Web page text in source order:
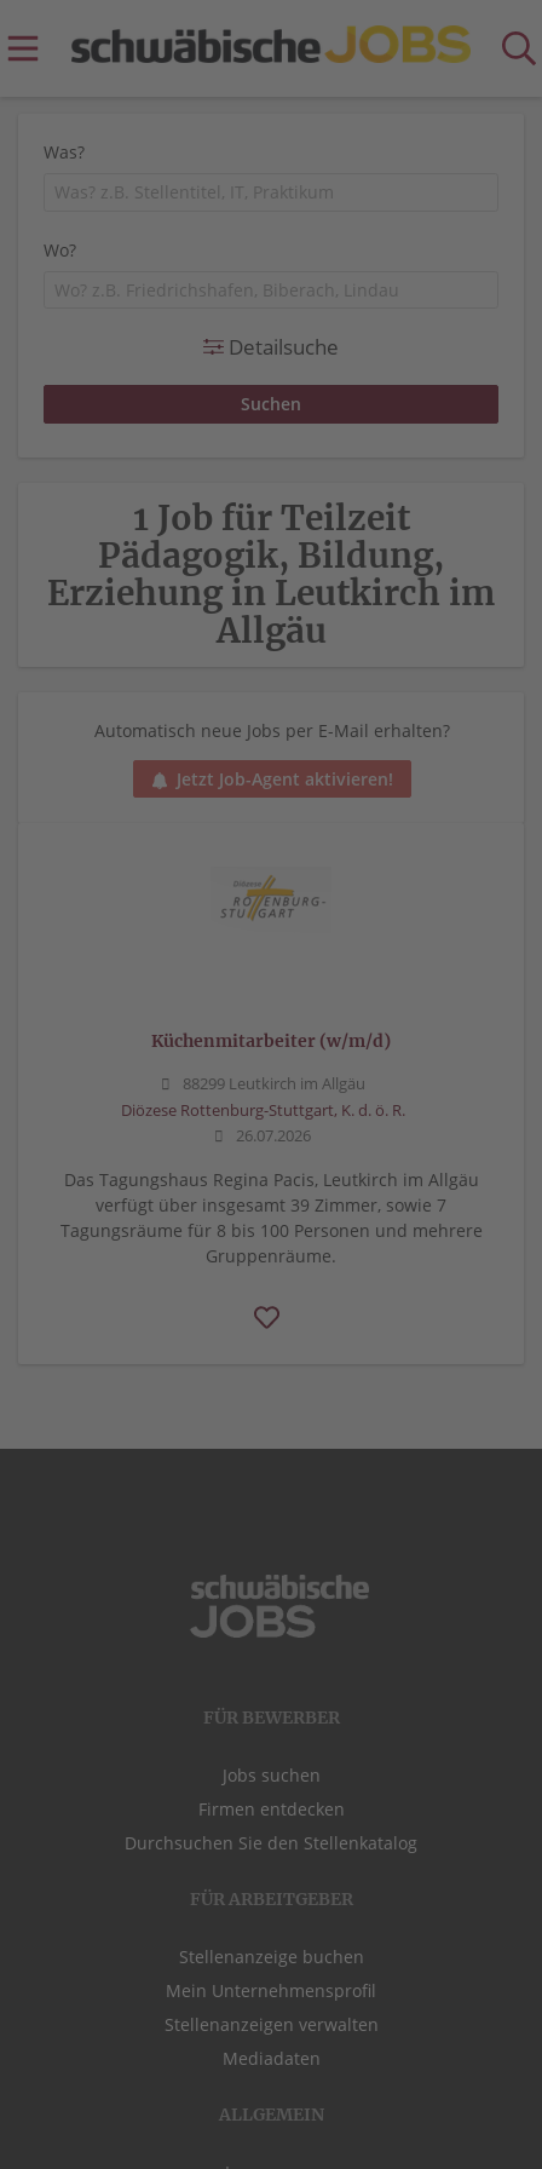
Was?
Wo?
Detailsuche
1 Job für Teilzeit
Pädagogik, Bildung,
Erziehung in Leutkirch im
Allgäu
Automatisch neue Jobs per E-Mail erhalten?
Jetzt Job-Agent aktivieren!
Küchenmitarbeiter (w/m/d)
88299 Leutkirch im Allgäu
Diözese Rottenburg-Stuttgart, K. d. ö. R.
26.07.2026
Das Tagungshaus Regina Pacis, Leutkirch im Allgäu
verfügt über insgesamt 39 Zimmer, sowie 7
Tagungsräume für 8 bis 100 Personen und mehrere
Gruppenräume.
FÜR BEWERBER
Jobs suchen
Firmen entdecken
Durchsuchen Sie den Stellenkatalog
FÜR ARBEITGEBER
Stellenanzeige buchen
Mein Unternehmensprofil
Stellenanzeigen verwalten
Mediadaten
ALLGEMEIN